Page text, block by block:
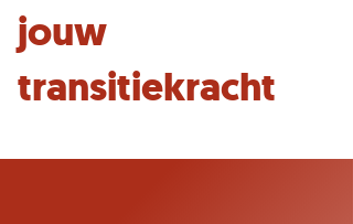
jouw
transitiekracht